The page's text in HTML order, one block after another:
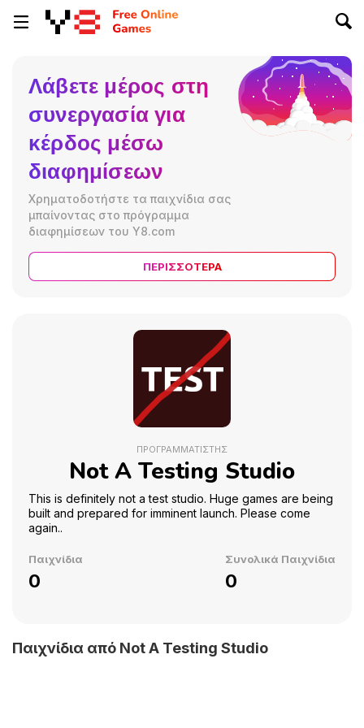
ΠΡΟΓΡΑΜΜΑΤΙΣΤΉΣ
Not A Testing Studio
This is definitely not a test studio. Huge games are being
built and prepared for imminent launch. Please come
again..
Παιχνίδια
0
Συνολικά Παιχνίδια
0
Λάβετε μέρος στη
συνεργασία για
κέρδος μέσω
διαφημίσεων
Χρηματοδοτήστε τα παιχνίδια σας
μπαίνοντας στο πρόγραμμα
διαφημίσεων του Y8.com
ΠΕΡΙΣΣΌΤΕΡΑ
Παιχνίδια από Not A Testing Studio